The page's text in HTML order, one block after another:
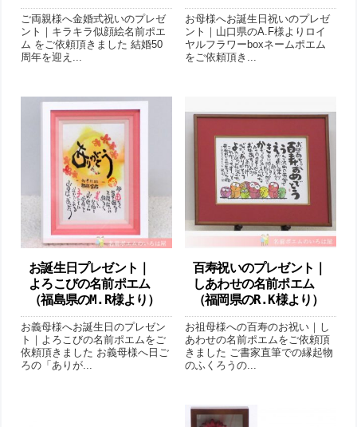
ご両親様へ金婚式祝いのプレゼ
ント｜キラキラ似顔絵名前ポエ
ム をご依頼頂きました 結婚50
周年を迎え...
お母様へお誕生日祝いのプレゼ
ント｜山口県のA.F様よりロイ
ヤルフラワーboxネームポエム
をご依頼頂き...
お誕生日プレゼント｜
よろこびの名前ポエム
（福島県のM.R様より ）
お義母様へお誕生日のプレゼン
ト｜よろこびの名前ポエムをご
依頼頂きました お義母様へ日ご
ろの「ありが...
百寿祝いのプレゼント｜
しあわせの名前ポエム
（福岡県のR.K様より ）
お祖母様への百寿のお祝い｜し
あわせの名前ポエムをご依頼頂
きました ご書家直筆での縁起物
のふくろうの...